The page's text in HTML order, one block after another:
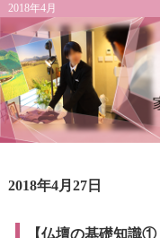
2018年4月
2
3
16
17 18
2018年4月27日
【仏壇の基礎知識①